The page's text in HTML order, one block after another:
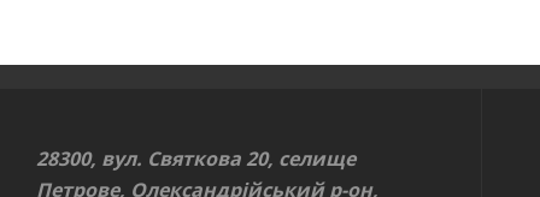
28300, вул. Святкова 20, селище
Петрове, Олександрійський р-он,